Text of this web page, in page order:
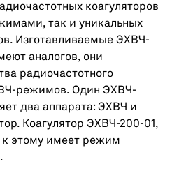
коагуляторов
так и уникальных
Изготавливаемые ЭХВЧ-
аналогов, они
радиочастотного
ВЧ-режимов. Один ЭХВЧ-
два аппарата: ЭХВЧ и
Коагулятор ЭХВЧ-200-01,
к этому имеет режим